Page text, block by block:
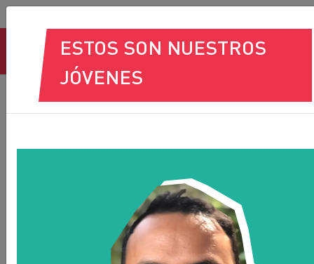
Cada región UNI (África, América, Apro (Asia
co) y Europa) tiene su propio Comité Regional
de UNI Jóvenes. Sus miembros son elegidos
democráticamente durante sus conferencias
regionales de jóvenes.
ESTOS SON NUESTROS
JÓVENES